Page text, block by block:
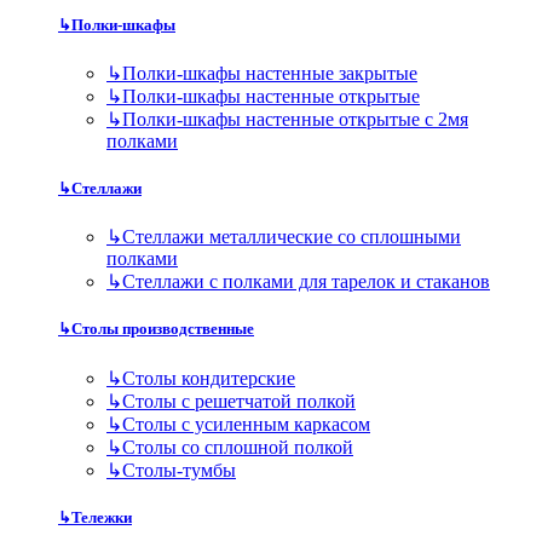
↳Полки-шкафы
↳Полки-шкафы настенные закрытые
↳Полки-шкафы настенные открытые
↳Полки-шкафы настенные открытые с 2мя
полками
↳Стеллажи
↳Стеллажи металлические со сплошными
полками
↳Стеллажи с полками для тарелок и стаканов
↳Столы производственные
↳Столы кондитерские
↳Столы с решетчатой полкой
↳Столы с усиленным каркасом
↳Столы со сплошной полкой
↳Столы-тумбы
↳Тележки